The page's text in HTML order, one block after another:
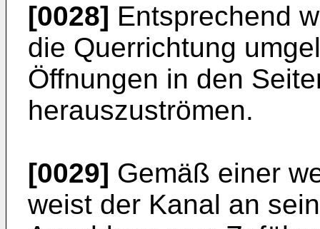
[0028] Entsprechend
die Querrichtung
Öffnungen in den
herauszuströmen.
[0029] Gemäß einer
weist der Kanal an